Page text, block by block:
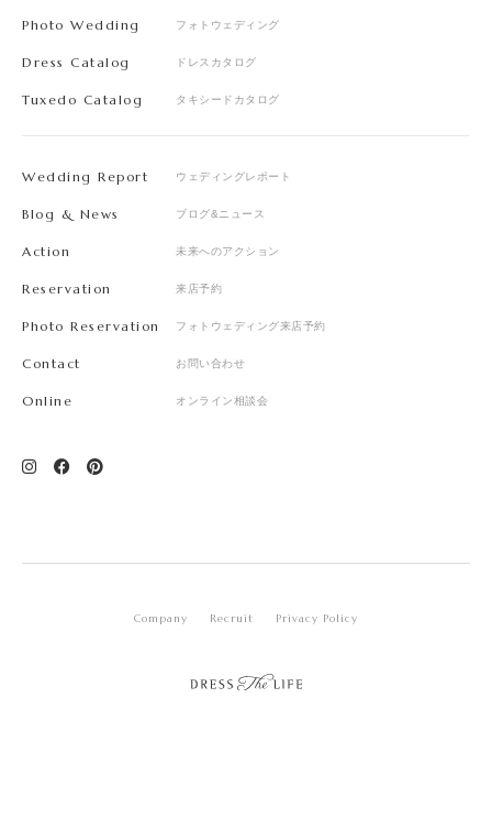
Photo Wedding フォトウェディング
Dress Catalog ドレスカタログ
Tuxedo Catalog タキシードカタログ
Wedding Report ウェディングレポート
Blog & News ブログ&ニュース
Action 未来へのアクション
Reservation 来店予約
Photo Reservation フォトウェディング来店予約
Contact お問い合わせ
Online オンライン相談会
Company Recruit Privacy Policy